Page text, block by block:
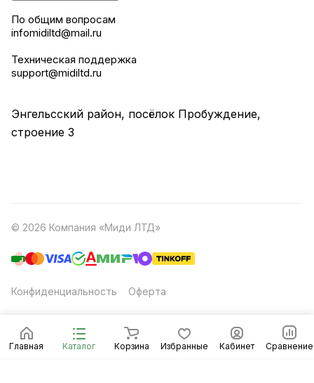
Главная Каталог Корзина Избранные Кабинет Сравнение
По общим вопросам
infomidiltd@mail.ru
Техническая поддержка
support@midiltd.ru
Энгельсский район, посёлок Пробуждение,
строение 3
© 2026 Компания «Миди ЛТД»
Конфиденциальность Оферта